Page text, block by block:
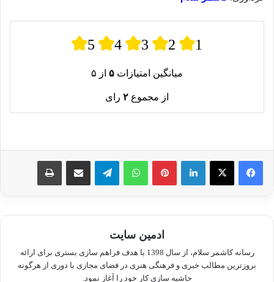
5 4 3 2 1
میانگین امتیازات ۵ از ۵
از مجموع ۲ رای
لینکدین پینترستواتس آپ تلگرام اشتراک گذاری از طریق ایمیل چاپ
ادمین سایت
رسانه کاشمر سلام، از سال 1398 با هدف فراهم سازی بستری برای ارائه
بروزترین مطالب خبری و فرهنگی هنری در فضای مجازی با دوری از هرگونه
حاشیه سازی کار خود را آغاز نمود.